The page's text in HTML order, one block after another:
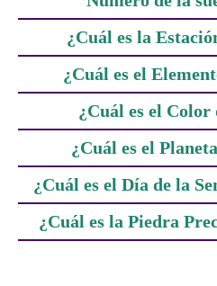
¿Cuál es la
¿Cuál es el
¿Cuál es el Color
¿Cuál es el
¿Cuál es el Día de la
¿Cuál es la Piedra